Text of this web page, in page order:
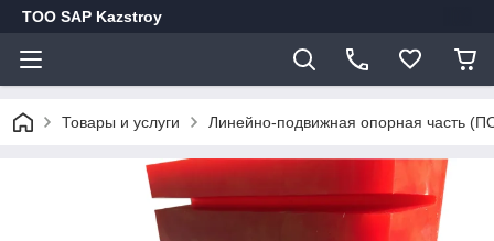
ТОО SAP Kazstroy
Товары и услуги Линейно-подвижная опорная часть